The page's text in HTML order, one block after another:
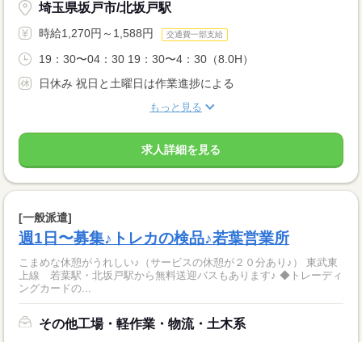
埼玉県坂戸市/北坂戸駅
時給1,270円～1,588円 交通費一部支給
19：30〜04：30 19：30〜4：30（8.0H）
日休み 祝日と土曜日は作業進捗による
もっと見る
求人詳細を見る
[一般派遣]
週1日〜募集♪トレカの検品♪若葉営業所
こまめな休憩がうれしい♪（サービスの休憩が２０分あり♪） 東武東
上線 若葉駅・北坂戸駅から無料送迎バスもあります♪ ◆トレーディ
ングカードの...
その他工場・軽作業・物流・土木系